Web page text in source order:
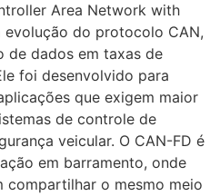
Area Network with
evolução do protocolo CAN,
de dados em taxas de
foi desenvolvido para
que exigem maior
de controle de
veicular. O CAN-FD é
em barramento, onde
o mesmo meio